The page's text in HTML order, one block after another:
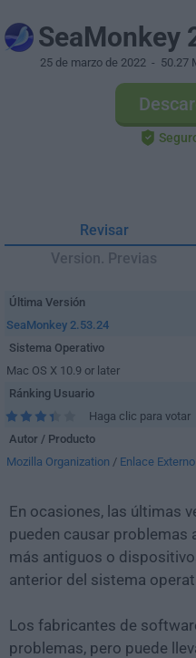
SeaMonkey
25 de marzo de 2022 - 50.27
Revisar
Version. Previas
Última Versión
SeaMonkey 2.53.24
Sistema Operativo
Mac OS X 10.9 or later
Ránking Usuario
Haga clic para votar
Autor / Producto
Mozilla Organization / Enlace Externo
En ocasiones, las últimas
pueden causar problemas
más antiguos o
anterior del sistema
Los fabricantes de
problemas, pero puede